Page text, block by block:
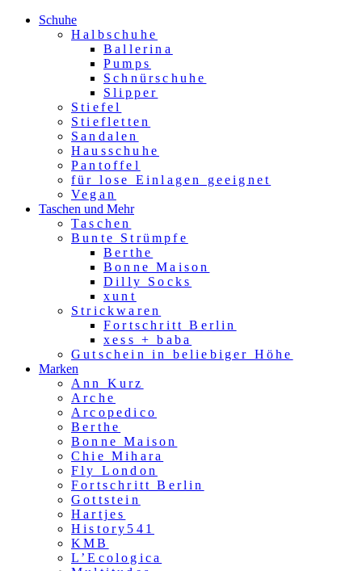
Schuhe
Halbschuhe
Ballerina
Pumps
Schnürschuhe
Slipper
Stiefel
Stiefletten
Sandalen
Hausschuhe
Pantoffel
für lose Einlagen geeignet
Vegan
Taschen und Mehr
Taschen
Bunte Strümpfe
Berthe
Bonne Maison
Dilly Socks
xunt
Strickwaren
Fortschritt Berlin
xess + baba
Gutschein in beliebiger Höhe
Marken
Ann Kurz
Arche
Arcopedico
Berthe
Bonne Maison
Chie Mihara
Fly London
Fortschritt Berlin
Gottstein
Hartjes
History541
KMB
L’Ecologica